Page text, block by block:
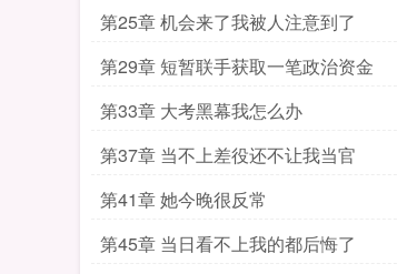
第25章 机会来了我被人注意到了
第29章 短暂联手获取一笔政治资金
第33章 大考黑幕我怎么办
第37章 当不上差役还不让我当官
第41章 她今晚很反常
第45章 当日看不上我的都后悔了